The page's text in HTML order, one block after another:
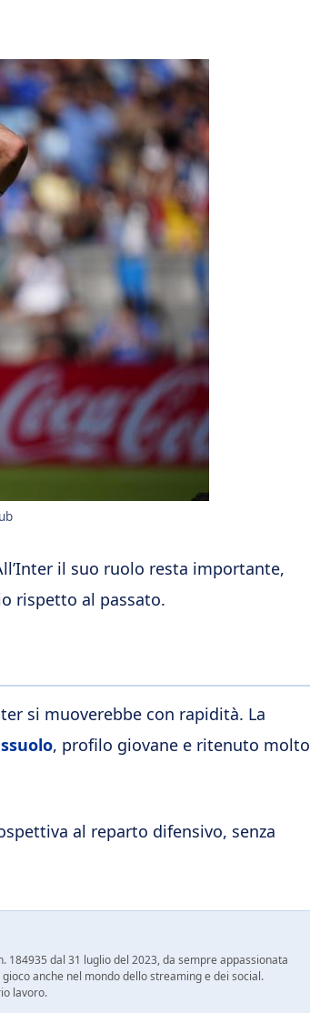
il suo ruolo resta importante,
rispetto al passato.
si muoverebbe con rapidità. La
, profilo giovane e ritenuto molto
al reparto difensivo, senza
dal 31 luglio del 2023, da sempre appassionata
anche nel mondo dello streaming e dei social.
lavoro.